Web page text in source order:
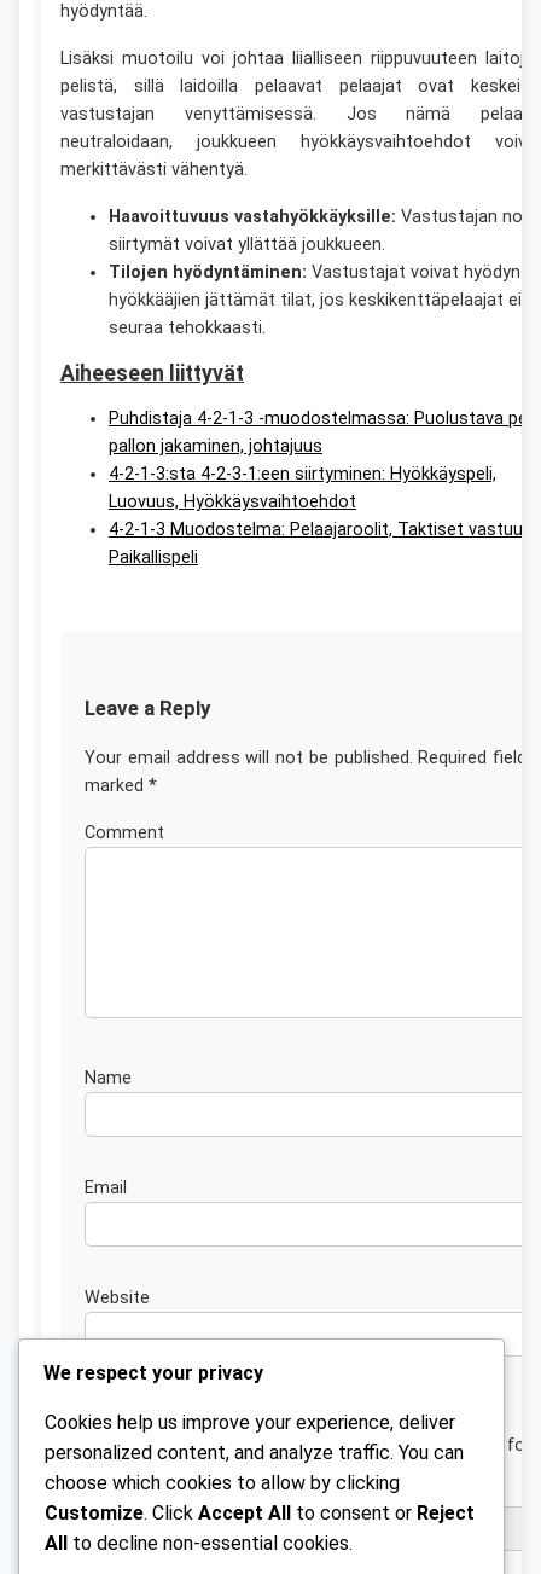
hyödyntää.
Lisäksi muotoilu voi johtaa liialliseen riippuvuuteen
pelistä, sillä laidoilla pelaavat pelaajat ovat
vastustajan venyttämisessä. Jos nämä
neutraloidaan, joukkueen hyökkäysvaihtoehdot
merkittävästi vähentyä.
Haavoittuvuus vastahyökkäyksille: Vastustajan
siirtymät voivat yllättää joukkueen.
Tilojen hyödyntäminen: Vastustajat voivat
hyökkääjien jättämät tilat, jos keskikenttäpelaajat
seuraa tehokkaasti.
Aiheeseen liittyvät
Puhdistaja 4-2-1-3 -muodostelmassa: Puolustava
pallon jakaminen, johtajuus
4-2-1-3:sta 4-2-3-1:een siirtyminen: Hyökkäyspeli,
Luovuus, Hyökkäysvaihtoehdot
4-2-1-3 Muodostelma: Pelaajaroolit, Taktiset vastuut,
Paikallispeli
Leave a Reply
Your email address will not be published. Required fields
marked *
Website
Save my name, email, and website in this browser for
next time I comment.
We respect your privacy
Cookies help us improve your experience, deliver
personalized content, and analyze traffic. You can
choose which cookies to allow by clicking
Customize. Click Accept All to consent or Reject
All to decline non-essential cookies.